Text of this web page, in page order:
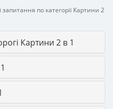
по категорії Картини 2
Картини 2 в 1